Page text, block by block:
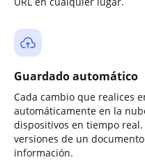
Guardado automático
Cada cambio que realices
automáticamente en la
dispositivos en tiempo
versiones de un
información.